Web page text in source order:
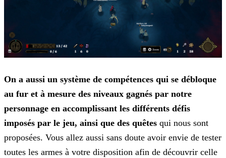
On a aussi un système de compétences qui se débloque
au fur et à mesure des niveaux gagnés par notre
personnage en accomplissant les différents défis
imposés par le jeu, ainsi que des quêtes qui nous sont
proposées. Vous allez aussi sans doute avoir envie de tester
toutes les armes à votre disposition afin de découvrir celle